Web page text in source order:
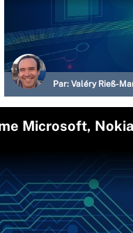
Par: Valéry Rieß-
Microsoft,